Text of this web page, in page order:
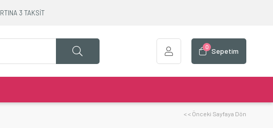
3 TAKSİT
Sepetim
0
< < Önceki Sayfaya Dön